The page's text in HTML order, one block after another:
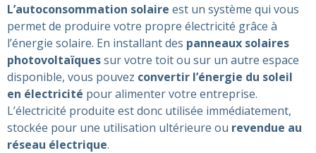
L’autoconsommation solaire est un système qui vous
permet de produire votre propre électricité grâce à
l’énergie solaire. En installant des panneaux solaires
photovoltaïquessur votre toit ou sur un autre espace
disponible, vous pouvez convertir l’énergie du soleil
en électricité pour alimenter votre entreprise.
L’électricité produite est donc utilisée immédiatement,
stockée pour une utilisation ultérieure ou revendue au
réseau électrique.